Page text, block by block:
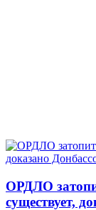
ОРДЛО
существует,